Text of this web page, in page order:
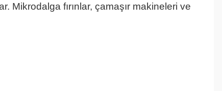
Mikrodalga fırınlar, çamaşır makineleri ve